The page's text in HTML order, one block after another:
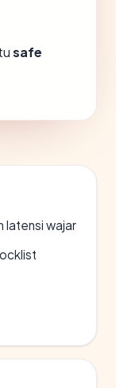
safe
latensi wajar